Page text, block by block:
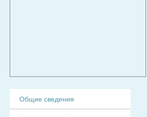
Общие сведения